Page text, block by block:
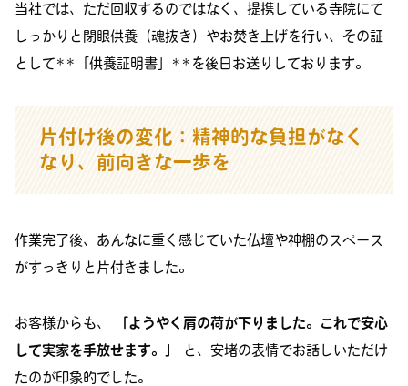
当社では、ただ回収するのではなく、提携している寺院にて
しっかりと閉眼供養（魂抜き）やお焚き上げを行い、その証
として**「供養証明書」**を後日お送りしております。
片付け後の変化：精神的な負担がなく
なり、前向きな一歩を
作業完了後、あんなに重く感じていた仏壇や神棚のスペース
がすっきりと片付きました。
お客様からも、
「ようやく肩の荷が下りました。これで安心
して実家を手放せます。」
と、安堵の表情でお話しいただけ
たのが印象的でした。